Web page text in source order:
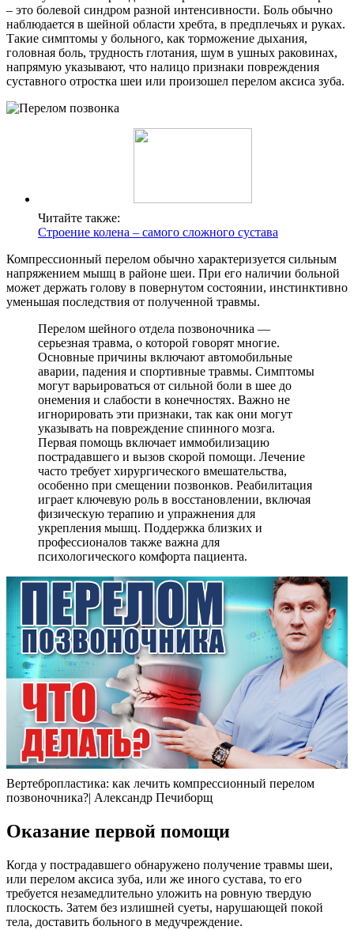
– это болевой синдром разной интенсивности. Боль обычно
наблюдается в шейной области хребта, в предплечьях и руках.
Такие симптомы у больного, как торможение дыхания,
головная боль, трудность глотания, шум в ушных раковинах,
напрямую указывают, что налицо признаки повреждения
суставного отростка шеи или произошел перелом аксиса зуба.
Читайте также:
Строение колена – самого сложного сустава
Компрессионный перелом обычно характеризуется сильным
напряжением мышц в районе шеи. При его наличии больной
может держать голову в повернутом состоянии, инстинктивно
уменьшая последствия от полученной травмы.
Перелом шейного отдела позвоночника —
серьезная травма, о которой говорят многие.
Основные причины включают автомобильные
аварии, падения и спортивные травмы. Симптомы
могут варьироваться от сильной боли в шее до
онемения и слабости в конечностях. Важно не
игнорировать эти признаки, так как они могут
указывать на повреждение спинного мозга.
Первая помощь включает иммобилизацию
пострадавшего и вызов скорой помощи. Лечение
часто требует хирургического вмешательства,
особенно при смещении позвонков. Реабилитация
играет ключевую роль в восстановлении, включая
физическую терапию и упражнения для
укрепления мышц. Поддержка близких и
профессионалов также важна для
психологического комфорта пациента.
Вертебропластика: как лечить компрессионный перелом
позвоночника?| Александр Печиборщ
Оказание первой помощи
Когда у пострадавшего обнаружено получение травмы шеи,
или перелом аксиса зуба, или же иного сустава, то его
требуется незамедлительно уложить на ровную твердую
плоскость. Затем без излишней суеты, нарушающей покой
тела, доставить больного в медучреждение.